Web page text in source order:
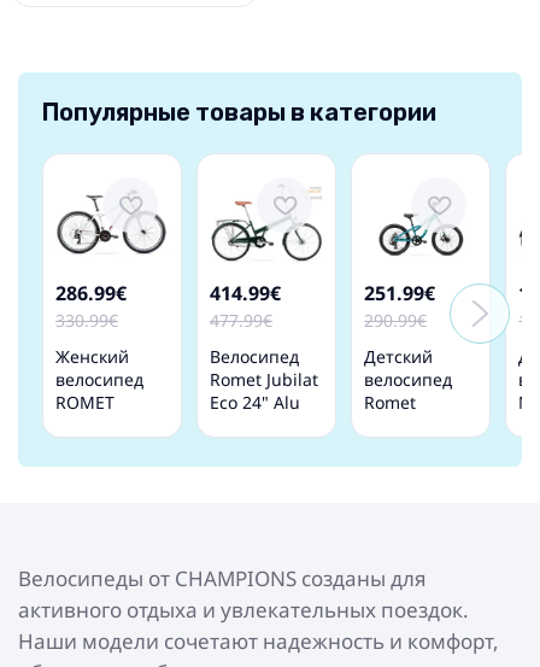
Популярные товары в категории
286.99€
330.99€
Женский
велосипед
ROMET
white
414.99€
477.99€
Bелосипед
Romet Jubilat
Eco 24" Alu
251.99€
290.99€
Детский
велосипед
Romet
collas
Велосипеды от CHAMPIONS созданы для
активного отдыха и увлекательных поездок.
Наши модели сочетают надежность и комфорт,